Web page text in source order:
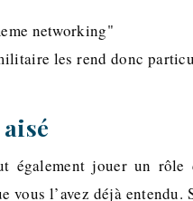
les rend donc
également jouer un
vous l’avez déjà